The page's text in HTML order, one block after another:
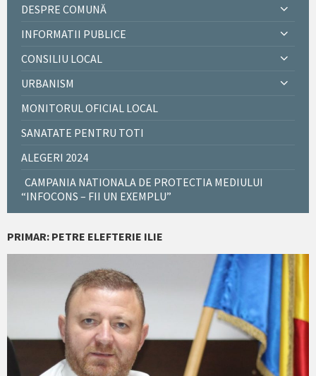
DESPRE COMUNĂ
INFORMATII PUBLICE
CONSILIU LOCAL
URBANISM
MONITORUL OFICIAL LOCAL
SANATATE PENTRU TOTI
ALEGERI 2024
CAMPANIA NATIONALA DE PROTECTIA MEDIULUI
“INFOCONS – FII UN EXEMPLU”
PRIMAR: PETRE ELEFTERIE ILIE